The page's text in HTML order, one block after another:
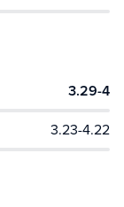
3.29-4
3.23-4.22